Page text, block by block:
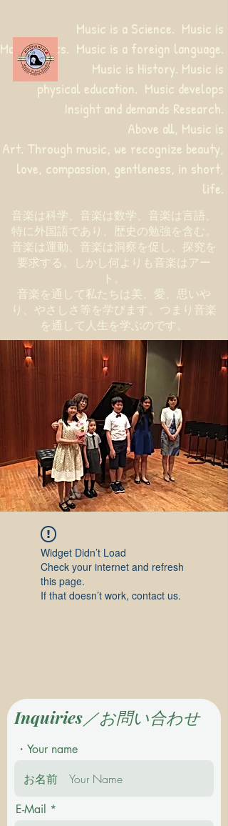
音楽は科学、音楽は数学、音楽は言語、
特に外国語であり、歴史の勉強を含む。
音楽は運動、音楽は洞察を促し、探究を
要求する。しかし何よりも音楽はアー
ト。
音楽を通して私たちは美、愛、思いや
り、やさしさ等を学びます。つまり音楽
を通して人生を学ぶのです。
Music is a Science. Music is
Mathematics. Music is a foreign language.
Music is History. Music is
physical education. Music develops
Insight and demands Research.
Above all, Music is
Art. Through music, we recognize beauty,
love, compassion, gentleness, in short,
life.
Widget Didn’t Load
Check your internet and refresh
this page.
If that doesn’t work, contact us.
Inquiries／お問い合わせ
・Your name
E-Mail